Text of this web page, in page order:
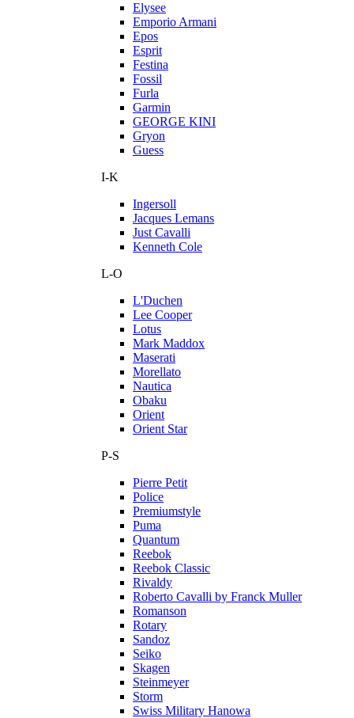
Elysee
Emporio Armani
Epos
Esprit
Festina
Fossil
Furla
Garmin
GEORGE KINI
Gryon
Guess
I-K
Ingersoll
Jacques Lemans
Just Cavalli
Kenneth Cole
L-O
L'Duchen
Lee Cooper
Lotus
Mark Maddox
Maserati
Morellato
Nautica
Obaku
Orient
Orient Star
P-S
Pierre Petit
Police
Premiumstyle
Puma
Quantum
Reebok
Reebok Classic
Rivaldy
Roberto Cavalli by Franck Muller
Romanson
Rotary
Sandoz
Seiko
Skagen
Steinmeyer
Storm
Swiss Military Hanowa